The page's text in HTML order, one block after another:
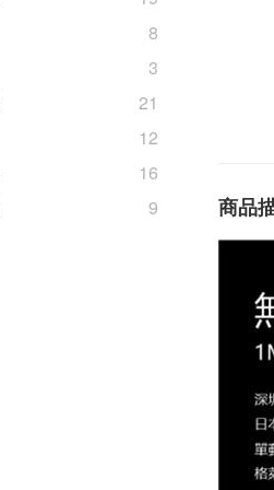
8
3
21
12
16
9 商品